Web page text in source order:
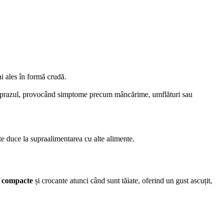
ales în formă crudă.
provocând simptome precum mâncărime, umflături sau
duce la supraalimentarea cu alte alimente.
și crocante atunci când sunt tăiate, oferind un gust ascuțit,